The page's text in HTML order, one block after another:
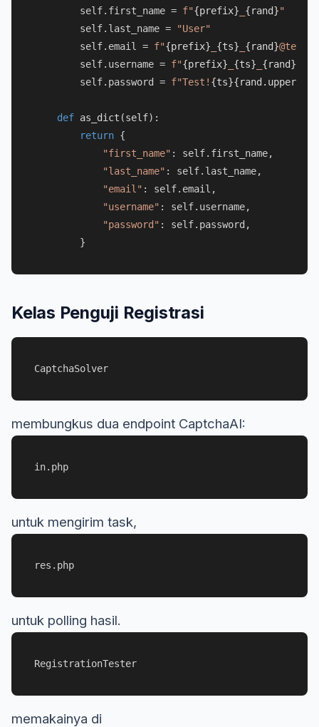
        self.first_name =
f"{prefix} {rand}"
        self.last_name =
"User"
        self.email =
f"{prefix} {ts} {rand}
        self.username =
f"{prefix} {ts} {rand}
        self.password =
f"Test! {ts}{rand.upper()}
def as_dict (self):
return {
"first_name" : self.first_name,
"last_name" : self.last_name,
"email" : self.email,
"username" : self.username,
"password" : self.password,
Kelas Penguji Registrasi
CaptchaSolver
membungkus dua endpoint CaptchaAI:
in.php
untuk mengirim task,
res.php
untuk polling hasil.
RegistrationTester
memakainya di